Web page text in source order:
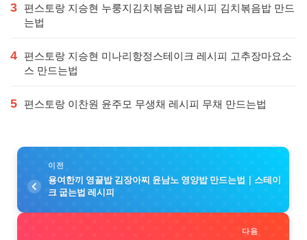
3
편스토랑 지승현 누룽지김치볶음밥 레시피 김치볶음밥 만드
는법
4
편스토랑 지승현 미나리항정스테이크 레시피 고추장마요소
스 만드는법
5 편스토랑 이찬원 윤주모 무생채 레시피 무채 만드는법
이전
용여한끼 영끌밥 김장아찌 윤남노 영양밥 만드는법｜스테이
크 굽는법 레시피
다음